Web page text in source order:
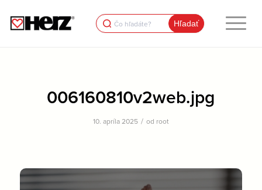
Search
for:
006160810v2web.jpg
10. apríla 2025 / od root